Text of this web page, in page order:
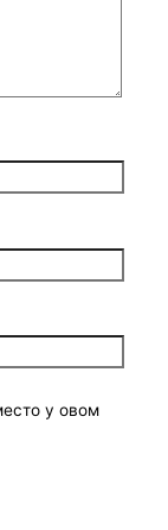
у овом